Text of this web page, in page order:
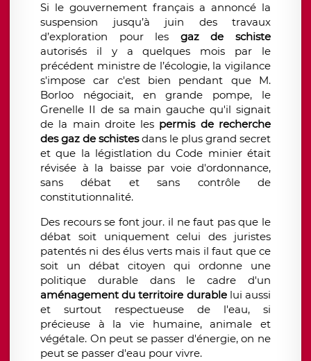
Si le gouvernement français a annoncé la
suspension jusqu’à juin des travaux
d’exploration pour les gaz de schiste
autorisés il y a quelques mois par le
précédent ministre de l’écologie, la vigilance
s'impose car c'est bien pendant que M.
Borloo négociait, en grande pompe, le
Grenelle II de sa main gauche qu'il signait
de la main droite les permis de recherche
des gaz de schistesdans le plus grand secret
et que la légistlation du Code minier était
révisée à la baisse par voie d'ordonnance,
sans débat et sans contrôle de
constitutionnalité.
Des recours se font jour. il ne faut pas que le
débat soit uniquement celui des juristes
patentés ni des élus verts mais il faut que ce
soit un débat citoyen qui ordonne une
politique durable dans le cadre d'un
aménagement du territoire durable lui aussi
et surtout respectueuse de l'eau, si
précieuse à la vie humaine, animale et
végétale. On peut se passer d'énergie, on ne
peut se passer d'eau pour vivre.